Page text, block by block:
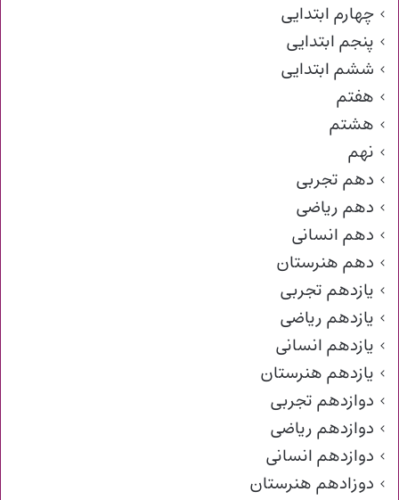
چهارم ابتدایی
پنجم ابتدایی
ششم ابتدایی
هفتم
هشتم
نهم
دهم تجربی
دهم ریاضی
دهم انسانی
دهم هنرستان
یازدهم تجربی
یازدهم ریاضی
یازدهم انسانی
یازدهم هنرستان
دوازدهم تجربی
دوازدهم ریاضی
دوازدهم انسانی
دوزادهم هنرستان